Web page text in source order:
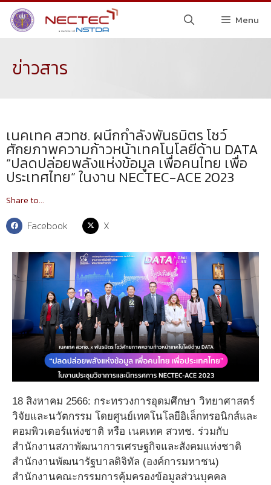
Menu
ข่าวสาร
เนคเทค สวทช. ผนึกกำลังพันธมิตร โชว์
ศักยภาพความก้าวหน้าเทคโนโลยีด้าน DATA
“ปลดปล่อยพลังแห่งข้อมูล เพื่อคนไทย เพื่อ
ประเทศไทย” ในงาน NECTEC-ACE 2023
Share to...
Facebook X
18 สิงหาคม 2566: กระทรวงการอุดมศึกษา วิทยาศาสตร์
วิจัยและนวัตกรรม โดยศูนย์เทคโนโลยีอิเล็กทรอนิกส์และ
คอมพิวเตอร์แห่งชาติ หรือ เนคเทค สวทช. ร่วมกับ
สำนักงานสภาพัฒนาการเศรษฐกิจและสังคมแห่งชาติ
สำนักงานพัฒนารัฐบาลดิจิทัล (องค์การมหาชน)
สำนักงานคณะกรรมการคุ้มครองข้อมูลส่วนบุคคล